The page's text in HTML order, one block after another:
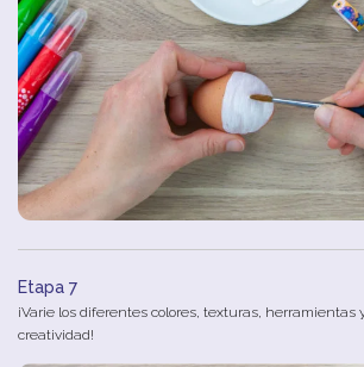
Etapa 7
¡Varie los diferentes colores, texturas, herramientas
creatividad!